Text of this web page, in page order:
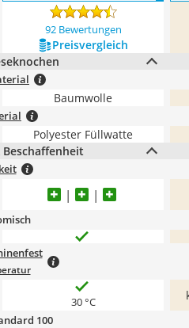
92 Bewertungen
Preis­vergleich
Baumwolle
Polyester Füllwatte
30 °C
100